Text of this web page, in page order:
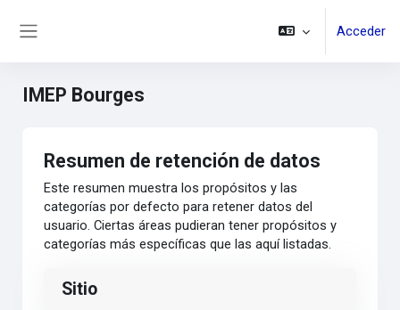
Acceder
IMEP Bourges
Resumen de retención de datos
Este resumen muestra los propósitos y las
categorías por defecto para retener datos del
usuario. Ciertas áreas pudieran tener propósitos y
categorías más específicas que las aquí listadas.
Sitio